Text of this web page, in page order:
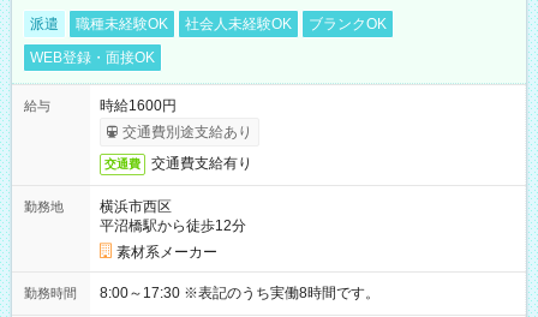
派遣 職種未経験OK 社会人未経験OK
ブランクOK
WEB登録・面接OK
給与
時給1600円
交通費別途支給あり
交通費 交通費支給有り
勤務地
横浜市西区
平沼橋駅から徒歩12分
素材系メーカー
勤務時間 8:00～17:30 ※表記のうち実働8時間です。